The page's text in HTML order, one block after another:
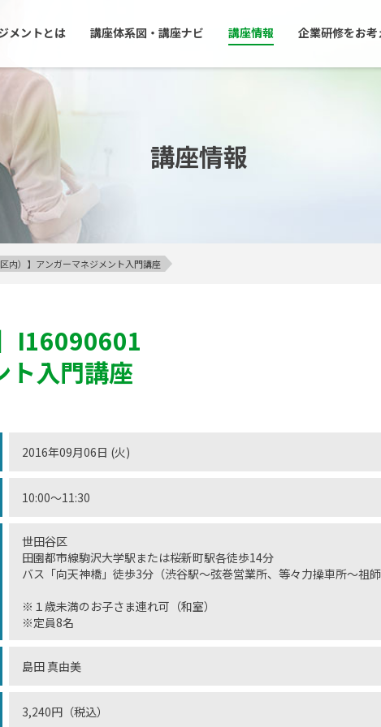
メントとは 講座体系図・講座ナビ 講座情報 企業研修をお
講座情報
内）】アンガーマネジメント入門講座
I16090601
ト入門講座
2016年09月06日 (火)
10:00〜11:30
世田谷区
田園都市線駒沢大学駅または桜新町駅各徒歩14分
バス「向天神橋」徒歩3分（渋谷駅〜弦巻営業所、等々力操車所〜祖師
※１歳未満のお子さま連れ可（和室）
※定員8名
島田 真由美
3,240円（税込）